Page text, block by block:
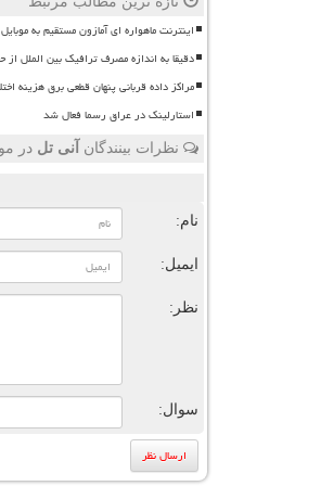
اینترنت ماهواره ای آمازون مستقیم به
دقیقا به اندازه مصرف ترافیک بین الملل
مراکز داده قربانی پنهان قطعی برق هزینه
استارلینک در عراق رسما فعال شد
نظرات بینندگان آنی تل در
نام:
ایمیل:
نظر:
سوال: